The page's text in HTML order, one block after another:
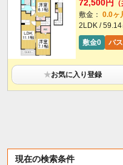
72,500円
敷金： 0.0ヶ
2LDK /
敷金0
バ
★お気に入り登録
現在の検索条件